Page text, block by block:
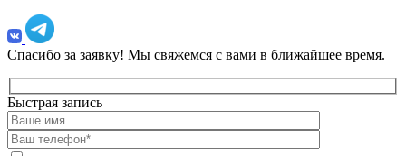
Спасибо за заявку! Мы свяжемся с вами в ближайшее время.
Быстрая запись